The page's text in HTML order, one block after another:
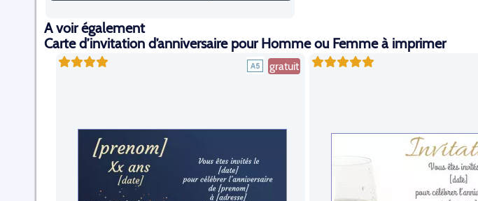
A voir également
Carte d’invitation d’anniversaire pour Homme ou Femme à imprimer
gratuit